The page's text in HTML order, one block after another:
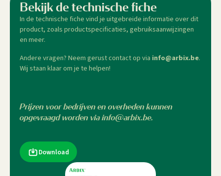
Bekijk de technische fiche
In de technische fiche vind je uitgebreide informatie over dit
product, zoals productspecificaties, gebruiksaanwijzingen
en meer.
Andere vragen? Neem gerust contact op via info@arbix.be.
Wij staan klaar om je te helpen!
Prijzen voor bedrijven en overheden kunnen
opgevraagd worden via info@arbix.be.
Download